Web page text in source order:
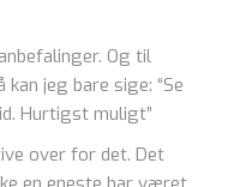
Og til
jeg bare sige: “Se
Hurtigst muligt”
over for det. Det